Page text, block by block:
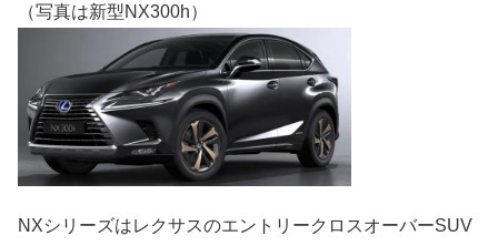
（写真は新型NX300h）
NXシリーズはレクサスのエントリークロスオーバーSUV